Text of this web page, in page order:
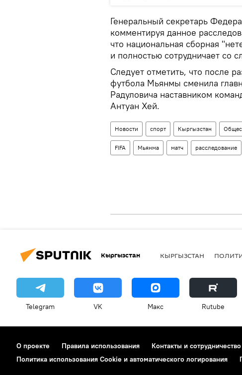
Генеральный секретарь
комментируя данное
что национальная сборная
и полностью сотрудничает со
Следует отметить, что после
футбола Мьянмы сменила
Радуловича наставником
Антуан Хей.
Новости спорт Кыргызстан
FIFA Мьянма матч расследование
Кыргызстан КЫРГЫЗСТАН
Telegram VK Макс Rutube
О проекте Правила использования Контакты и сотрудничество
Политика использования Cookie и автоматического логирования